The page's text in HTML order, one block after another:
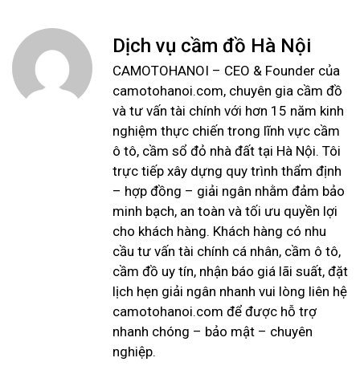
Dịch vụ cầm đồ Hà Nội
CAMOTOHANOI – CEO & Founder của
camotohanoi.com, chuyên gia cầm đồ
và tư vấn tài chính với hơn 15 năm kinh
nghiệm thực chiến trong lĩnh vực cầm
ô tô, cầm sổ đỏ nhà đất tại Hà Nội. Tôi
trực tiếp xây dựng quy trình thẩm định
– hợp đồng – giải ngân nhằm đảm bảo
minh bạch, an toàn và tối ưu quyền lợi
cho khách hàng. Khách hàng có nhu
cầu tư vấn tài chính cá nhân, cầm ô tô,
cầm đồ uy tín, nhận báo giá lãi suất, đặt
lịch hẹn giải ngân nhanh vui lòng liên hệ
camotohanoi.com để được hỗ trợ
nhanh chóng – bảo mật – chuyên
nghiệp.